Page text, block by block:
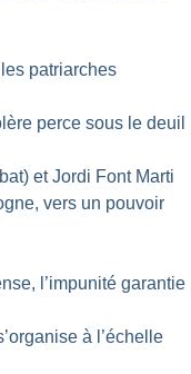
patriarches
perce sous le deuil
et Jordi Font Marti
vers un pouvoir
l’impunité garantie
à l’échelle